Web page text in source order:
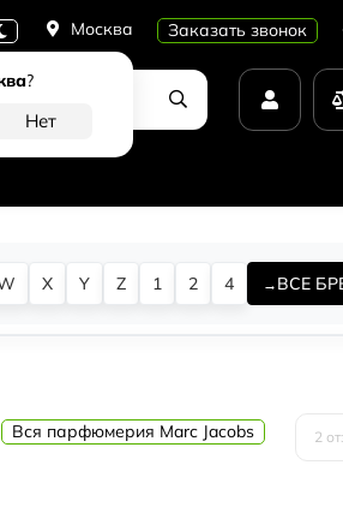
Москва
?
Заказать звонок
X Y Z 1 2 4 ВСЕ
Вся парфюмерия Marc Jacobs 2